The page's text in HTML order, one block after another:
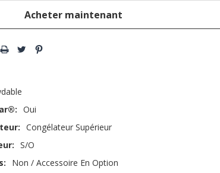
Oui
Congélateur Supérieur
S/O
Non / Accessoire En Option